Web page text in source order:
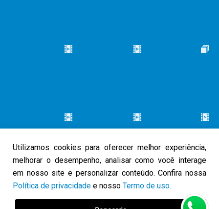
Utilizamos cookies para oferecer melhor experiência,
melhorar o desempenho, analisar como você interage
em nosso site e personalizar conteúdo. Confira nossa
Política de privacidade e nosso Termo de uso.
© 2026 Caminho do Louvor. Todos os direitos reservados.Política